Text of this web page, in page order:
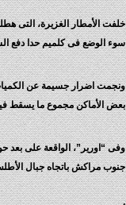
خلفت الأمطار الغزيرة، التى
سوء الوضع فى كلميم حدا دفع
ونجمت اضرار جسيمة عن
بعض الأماكن مجموع ما يسقط
جنوب مراكش باتجاه جبال